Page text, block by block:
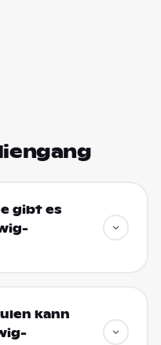
gibt es
kann